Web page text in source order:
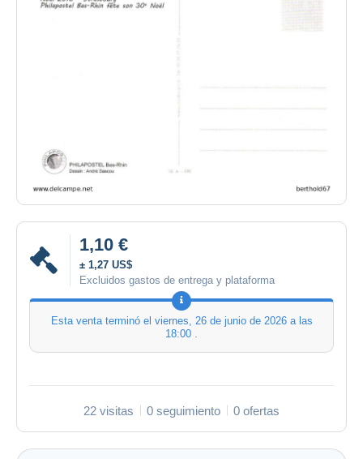
1,10 €
± 1,27 US$
Excluidos gastos de entrega y plataforma
Esta venta terminó el viernes, 26 de junio de 2026 a las
18:00
22 visitas 0 seguimiento 0 ofertas